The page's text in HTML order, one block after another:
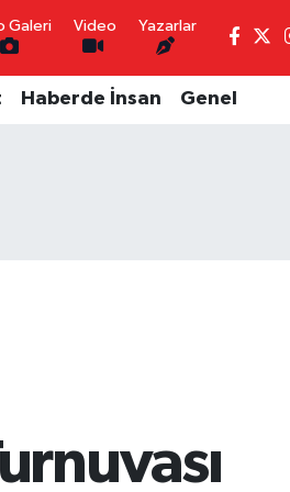
Galeri Video Yazarlar
Haberde İnsan Genel